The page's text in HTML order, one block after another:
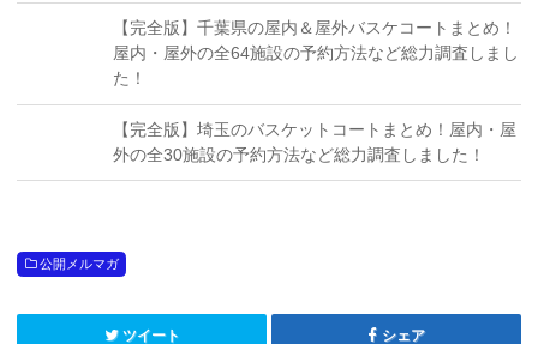
【完全版】千葉県の屋内＆屋外バスケコートまとめ！
屋内・屋外の全64施設の予約方法など総力調査しまし
た！
【完全版】埼玉のバスケットコートまとめ！屋内・屋
外の全30施設の予約方法など総力調査しました！
公開メルマガ
ツイート シェア